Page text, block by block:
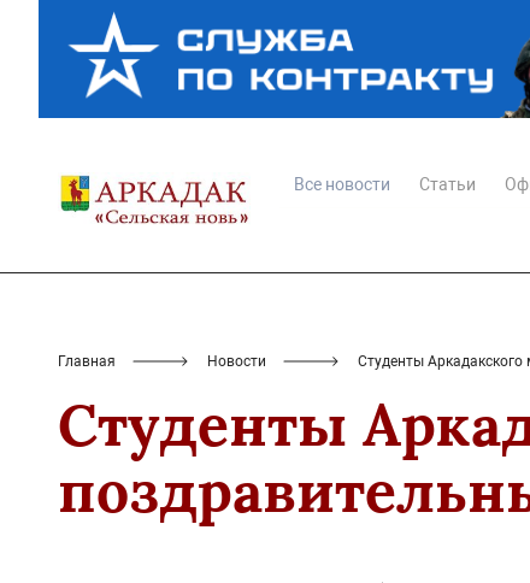
Все новости Статьи
Главная Новости Студенты
Студенты